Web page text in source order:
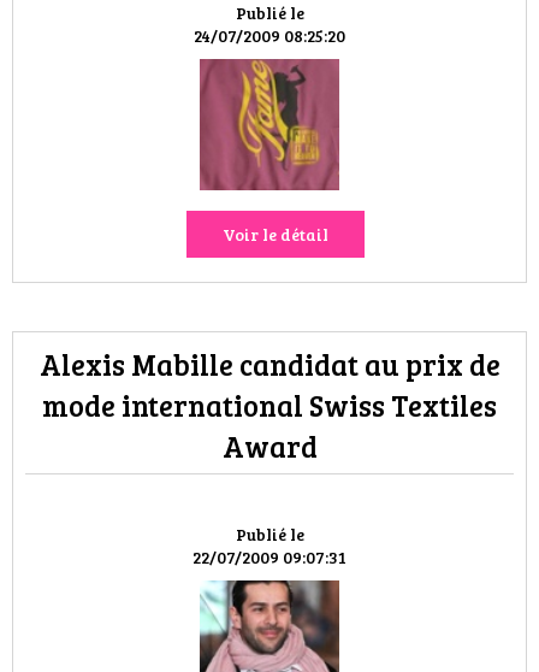
CULTURE
HIGH TECH
MAISON
AUTO
LIEUX TENDANCES
BEAUTÉ
MODE DE RUE
JEUNES CRÉATEURS
HISTOIRE DES MARQUES
DÉCO
VOYAGES & LOISIRS
Publié le
24/07/2009 08:25:20
Voir le détail
Publié le
22/07/2009 09:07:31
Alexis Mabille candidat au prix de
mode international Swiss Textiles
Award